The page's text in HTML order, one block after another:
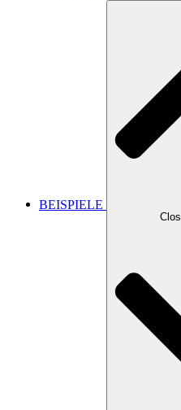
BEISPIELE